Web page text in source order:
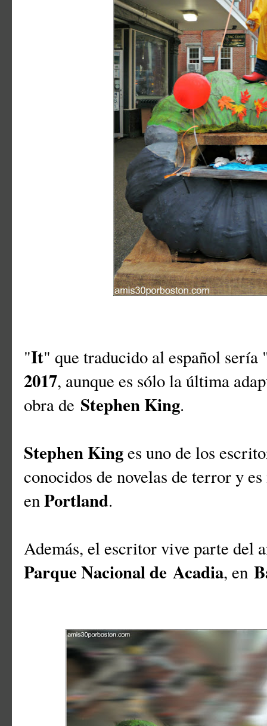
"It" que traducido al español sería
2017, aunque es sólo la última
obra de Stephen King.
Stephen Kinges uno de los
conocidos de novelas de terror y
enPortland.
Además, el escritor vive parte del
Parque Nacional de Acadia, en